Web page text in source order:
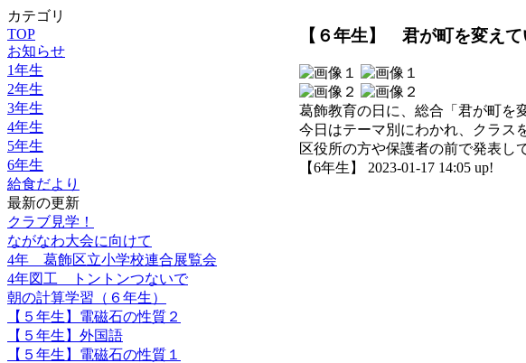
カテゴリ
TOP
お知らせ
1年生
2年生
3年生
4年生
5年生
6年生
給食だより
最新の更新
クラブ見学！
ながなわ大会に向けて
4年 葛飾区立小学校連合展覧会
4年図工 トントンつないで
朝の計算学習（６年生）
【５年生】電磁石の性質２
【５年生】外国語
【５年生】電磁石の性質１
【６年生】 君が町を変えて
葛飾教育の日に、総合「君が町を
今日はテーマ別にわかれ、クラス
区役所の方や保護者の前で発表し
【6年生】 2023-01-17 14:05 up!